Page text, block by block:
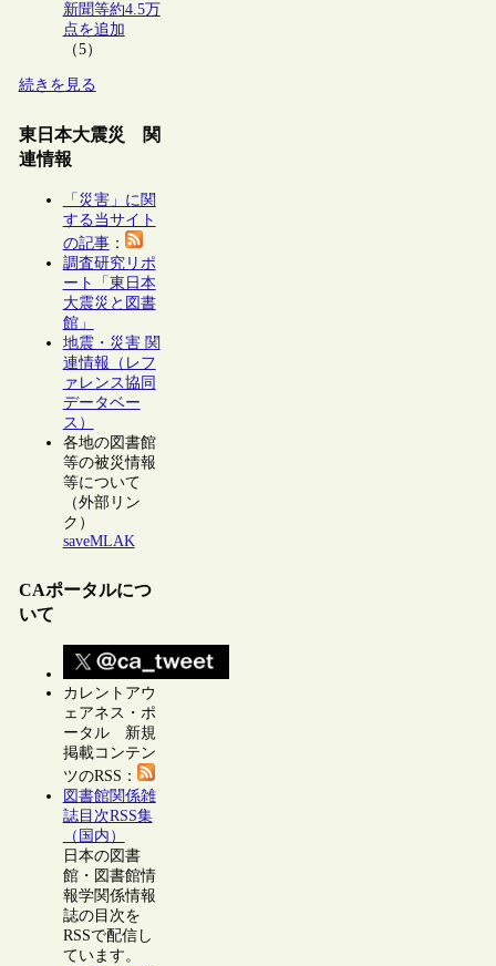
新聞等約4.5万
点を追加
（5）
続きを見る
東日本大震災 関
連情報
「災害」に関
する当サイト
の記事：
調査研究リポ
ート「東日本
大震災と図書
館」
地震・災害 関
連情報（レフ
ァレンス協同
データベー
ス）
各地の図書館
等の被災情報
等について
（外部リン
ク）
saveMLAK
CAポータルにつ
いて
カレントアウ
ェアネス・ポ
ータル 新規
掲載コンテン
ツのRSS：
図書館関係雑
誌目次RSS集
（国内）
日本の図書
館・図書館情
報学関係情報
誌の目次を
RSSで配信し
ています。